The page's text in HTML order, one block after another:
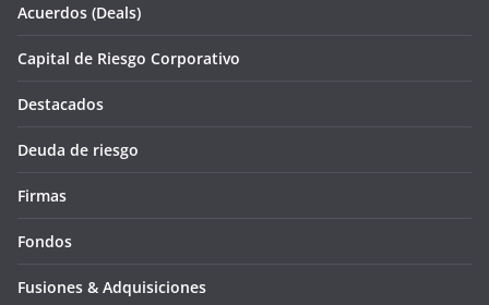
Acuerdos (Deals)
Capital de Riesgo Corporativo
Destacados
Deuda de riesgo
Firmas
Fondos
Fusiones & Adquisiciones